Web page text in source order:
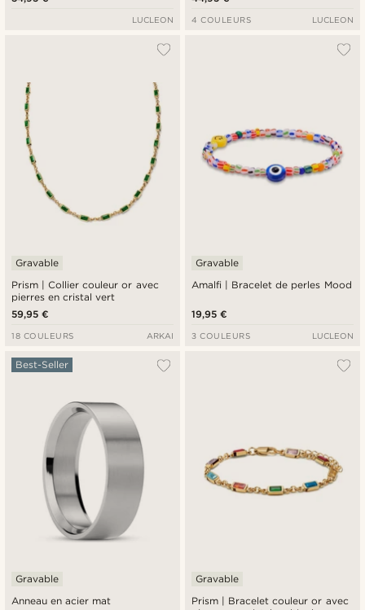
LUCLEON 4 COULEURS LUCLEON
Prism | Collier couleur or avec
pierres en cristal vert
Gravable
59,95 €
18 COULEURS ARKAI
Amalfi | Bracelet de perles Mood
Gravable
19,95 €
3 COULEURS LUCLEON
Anneau en acier mat
Best-Seller
Gravable
Prism | Bracelet couleur or avec
Gravable